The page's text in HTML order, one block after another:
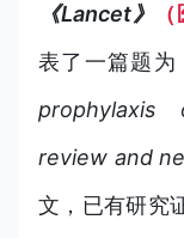
《Lancet》
表了一篇题为
review and
文，已有研究